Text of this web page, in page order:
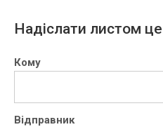
Надіслати листом
Кому
Відправник